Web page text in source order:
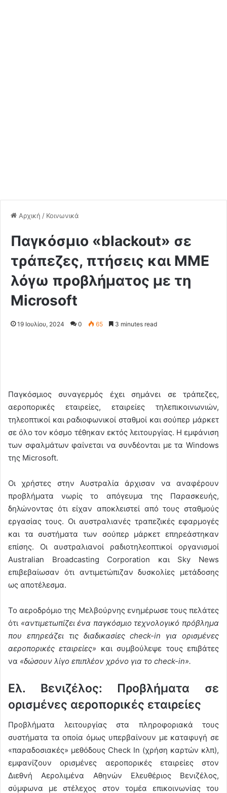
Αρχική / Κοινωνικά
Παγκόσμιο «blackout» σε
τράπεζες, πτήσεις και MME
λόγω προβλήματος με τη
Microsoft
19 Ιουλίου, 2024 0 65 3 minutes read
Παγκόσμιος συναγερμός έχει σημάνει σε τράπεζες,
αεροπορικές εταιρείες, εταιρείες τηλεπικοινωνιών,
τηλεοπτικοί και ραδιοφωνικοί σταθμοί και σούπερ μάρκετ
σε όλο τον κόσμο τέθηκαν εκτός λειτουργίας. Η εμφάνιση
των σφαλμάτων φαίνεται να συνδέονται με τα Windows
της Microsoft.
Οι χρήστες στην Αυστραλία άρχισαν να αναφέρουν
προβλήματα νωρίς το απόγευμα της Παρασκευής,
δηλώνοντας ότι είχαν αποκλειστεί από τους σταθμούς
εργασίας τους. Οι αυστραλιανές τραπεζικές εφαρμογές
και τα συστήματα των σούπερ μάρκετ επηρεάστηκαν
επίσης. Οι αυστραλιανοί ραδιοτηλεοπτικοί οργανισμοί
Australian Broadcasting Corporation και Sky News
επιβεβαίωσαν ότι αντιμετώπιζαν δυσκολίες μετάδοσης
ως αποτέλεσμα.
Το αεροδρόμιο της Μελβούρνης ενημέρωσε τους πελάτες
ότι «αντιμετωπίζει ένα παγκόσμιο τεχνολογικό πρόβλημα
που επηρεάζει τις διαδικασίες check-in για ορισμένες
αεροπορικές εταιρείες» και συμβούλεψε τους επιβάτες
να «δώσουν λίγο επιπλέον χρόνο για το check-in».
Ελ. Βενιζέλος: Προβλήματα σε
ορισμένες αεροπορικές εταιρείες
Προβλήματα λειτουργίας στα πληροφοριακά τους
συστήματα τα οποία όμως υπερβαίνουν με καταφυγή σε
«παραδοσιακές» μεθόδους Check In (χρήση καρτών κλπ),
εμφανίζουν ορισμένες αεροπορικές εταιρείες στον
Διεθνή Αερολιμένα Αθηνών Ελευθέριος Βενιζέλος,
σύμφωνα με στέλεχος στον τομέα επικοινωνίας του